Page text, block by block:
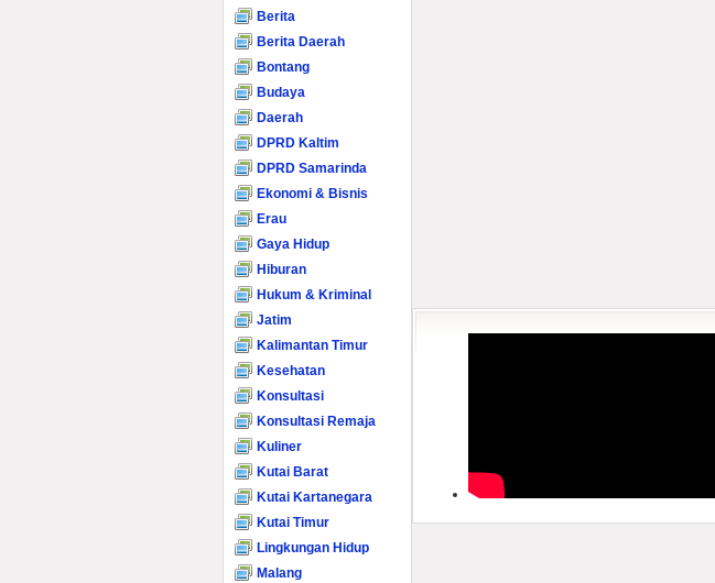
Berita
Berita Daerah
Bontang
Budaya
Daerah
DPRD Kaltim
DPRD Samarinda
Ekonomi & Bisnis
Erau
Gaya Hidup
Hiburan
Hukum & Kriminal
Jatim
Kalimantan Timur
Kesehatan
Konsultasi
Konsultasi Remaja
Kuliner
Kutai Barat
Kutai Kartanegara
Kutai Timur
Lingkungan Hidup
Malang